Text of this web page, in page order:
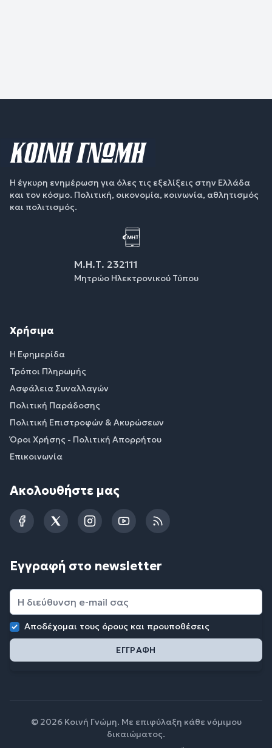
Η έγκυρη ενημέρωση για όλες τις εξελίξεις στην Ελλάδα
και τον κόσμο. Πολιτική, οικονομία, κοινωνία, αθλητισμός
και πολιτισμός.
Μ.Η.Τ. 232111
Μητρώο Ηλεκτρονικού Τύπου
Χρήσιμα
Η Εφημερίδα
Τρόποι Πληρωμής
Ασφάλεια Συναλλαγών
Πολιτική Παράδοσης
Πολιτική Επιστροφών & Ακυρώσεων
Όροι Χρήσης - Πολιτική Απορρήτου
Επικοινωνία
Ακολουθήστε μας
FacebookTwitterInstagramYouTubeRSS
Εγγραφή στο newsletter
Αποδέχομαι τους όρους και προυποθέσεις
© 2026 Κοινή Γνώμη. Με επιφύλαξη κάθε νόμιμου
δικαιώματος.